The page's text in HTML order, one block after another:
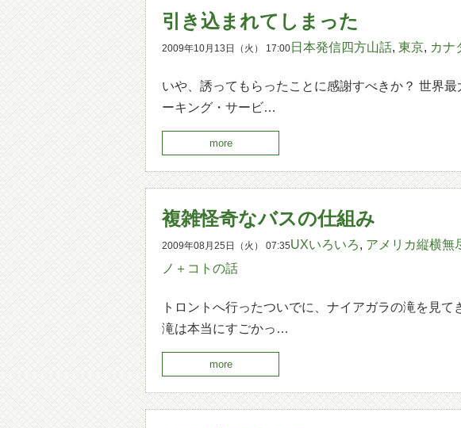
引き込まれてしまった
2009年10月13日（火） 17:00 日本発信四方山話, 東京, カナ
いや、誘ってもらったことに感謝すべきか？ 世界
ーキング・サービ…
more
複雑怪奇なバスの仕組み
2009年08月25日（火） 07:35UXいろいろ, アメリカ縦横無
ノ＋コトの話
トロントへ行ったついでに、ナイアガラの滝を見て
滝は本当にすごかっ…
more